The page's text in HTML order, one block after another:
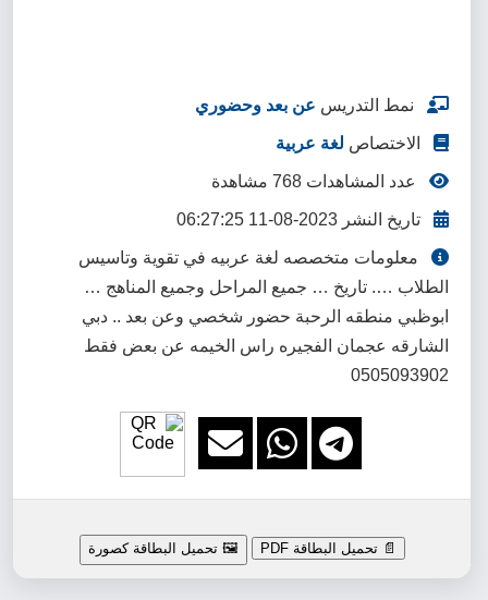
نمط التدريس عن بعد وحضوري
الاختصاص لغة عربية
عدد المشاهدات 768 مشاهدة
تاريخ النشر 2023-08-11 06:27:25
معلومات متخصصه لغة عربيه في تقوية وتاسيس
الطلاب …. تاريخ … جميع المراحل وجميع المناهج …
ابوظبي منطقه الرحبة حضور شخصي وعن بعد .. دبي
الشارقه عجمان الفجيره راس الخيمه عن بعض فقط
0505093902
📄 تحميل البطاقة PDF 🖼️ تحميل البطاقة كصورة